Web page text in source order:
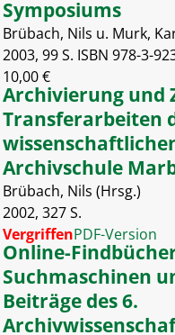
Symposiums
Brübach, Nils u. Murk,
2003, 99 S. ISBN 978-3-
10,00 €
Archivierung und
Transferarbeiten
Archivschule
Brübach, Nils (Hrsg.)
2002, 327 S.
VergriffenPDF-Version
Online-
Suchmaschinen
Beiträge des 6.